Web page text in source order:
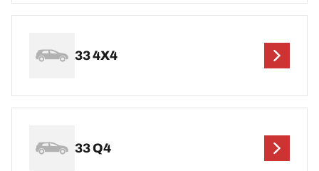
33 4X4
33 Q4